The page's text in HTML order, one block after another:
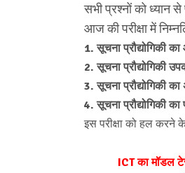
सभी प्रश्नों को ध्यान
आज की परीक्षा में
1. सूचना प्रौद्योगिकी
2. सूचना प्रौद्योगिकी
3. सूचना प्रौद्योगिकी
4. सूचना प्रौद्योगिकी का
इस परीक्षा को हल करने
ICT का मॉडल